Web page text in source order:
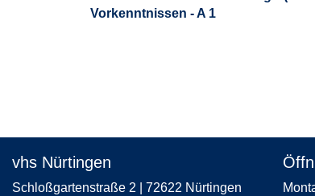
Vorkenntnissen - A 1
vhs Nürtingen
Schloßgartenstraße 2 | 72622 Nürtingen